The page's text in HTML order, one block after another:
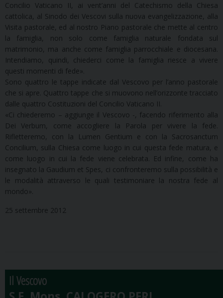
Concilio Vaticano II, ai vent’anni del Catechismo della Chiesa
cattolica, al Sinodo dei Vescovi sulla nuova evangelizzazione, alla
Visita pastorale, ed al nostro Piano pastorale che mette al centro
la famiglia, non solo come famiglia naturale fondata sul
matrimonio, ma anche come famiglia parrocchiale e diocesana.
Intendiamo, quindi, chiederci come la famiglia riesce a vivere
questi momenti di fede».
Sono quattro le tappe indicate dal Vescovo per l’anno pastorale
che si apre. Quattro tappe che si muovono nell’orizzonte tracciato
dalle quattro Costituzioni del Concilio Vaticano II.
«Ci chiederemo – aggiunge il Vescovo -, facendo riferimento alla
Dei Verbum, come accogliere la Parola per vivere la fede.
Rifletteremo, con la Lumen Gentium e con la Sacrosanctum
Concilium, sulla Chiesa come luogo in cui questa fede matura, e
come luogo in cui la fede viene celebrata. Ed infine, come ha
insegnato la Gaudium et Spes, ci confronteremo sulla possibilità e
le modalità attraverso le quali testimoniare la nostra fede al
mondo».
25 settembre 2012
Il Vescovo